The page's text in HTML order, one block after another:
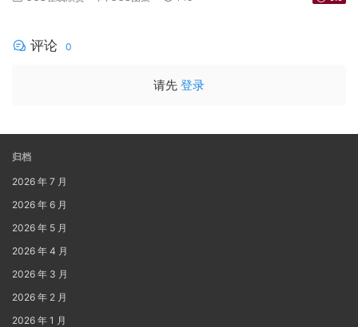
评论 0
请先 登录
归档
2026 年 7 月
2026 年 6 月
2026 年 5 月
2026 年 4 月
2026 年 3 月
2026 年 2 月
2026 年 1 月